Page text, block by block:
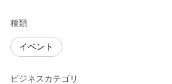
種類
イベント
ビジネスカテゴリ